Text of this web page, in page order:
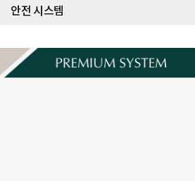
안전 시스템